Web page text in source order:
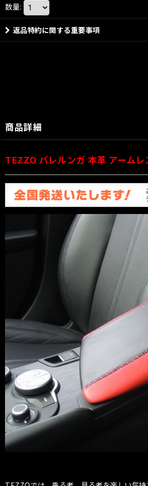
数量:
返品特約に関する重要事項
商品詳細
TEZZO バレルンガ 本革 アーム